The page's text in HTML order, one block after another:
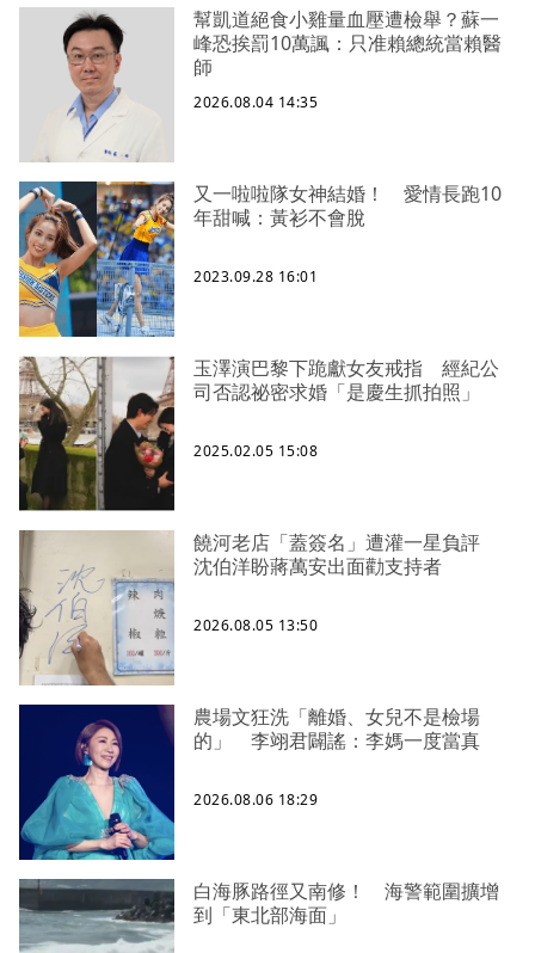
幫凱道絕食小雞量血壓遭檢舉？蘇一
峰恐挨罰10萬諷：只准賴總統當賴醫
師
2026.08.04 14:35
又一啦啦隊女神結婚！ 愛情長跑10
年甜喊：黃衫不會脫
2023.09.28 16:01
玉澤演巴黎下跪獻女友戒指 經紀公
司否認祕密求婚「是慶生抓拍照」
2025.02.05 15:08
饒河老店「蓋簽名」遭灌一星負評
沈伯洋盼蔣萬安出面勸支持者
2026.08.05 13:50
農場文狂洗「離婚、女兒不是檢場
的」 李翊君闢謠：李媽一度當真
2026.08.06 18:29
白海豚路徑又南修！ 海警範圍擴增
到「東北部海面」